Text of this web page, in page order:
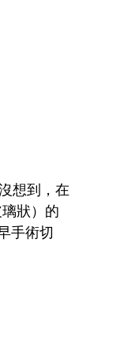
想到，在
狀）的
手術切